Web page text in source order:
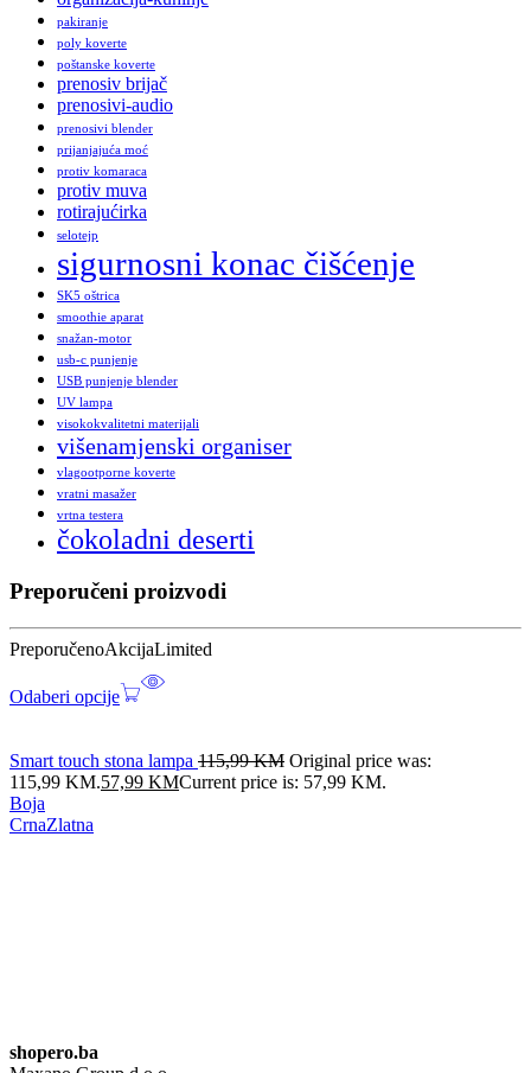
pakiranje
poly koverte
poštanske koverte
prenosiv brijač
prenosivi-audio
prenosivi blender
prijanjajuća moć
protiv komaraca
protiv muva
rotirajućirka
selotejp
sigurnosni konac čišćenje
SK5 oštrica
smoothie aparat
snažan-motor
usb-c punjenje
USB punjenje blender
UV lampa
visokokvalitetni materijali
višenamjenski organiser
vlagootporne koverte
vratni masažer
vrtna testera
čokoladni deserti
Preporučeni proizvodi
PreporučenoAkcijaLimited
Odaberi opcije
Smart touch stona lampa 115,99KM Original price was:
115,99 KM.57,99 KMCurrent price is: 57,99 KM.
Boja
CrnaZlatna
shopero.ba